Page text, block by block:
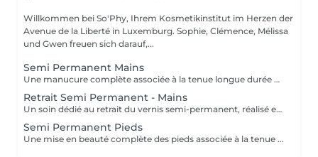
Willkommen bei So'Phy, Ihrem Kosmetikinstitut im Herzen der
Avenue de la Liberté in Luxemburg. Sophie, Clémence, Mélissa
und Gwen freuen sich darauf,...
Semi Permanent Mains
Une manucure complète associée à la tenue longue durée du vernis semi-permanent. Le soin débute par une mise en beauté des ongles : limage, travail des cuticules et préparation de l'ongle naturel afin d'assurer un résultat net et durable. Le vernis semi-permanent est ensuite appliqué pour offrir une finition brillante, élégante et résistante dans le temps. Les ongles sont soignés, la tenue est optimale et le résultat reste impeccable pendant plusieurs semaines. Idéal pour allier esthétique, confort et praticité au quotidien.
Retrait Semi Permanent - Mains
Un soin dédié au retrait du vernis semi-permanent, réalisé en douceur afin de préserver la qualité de l'ongle naturel. Le retrait est suivi d'une mise en forme des ongles et d'un travail rapide des cuticules pour retrouver un résultat net et soigné. Une base protectrice est ensuite appliquée pour renforcer l'ongle, complétée par une huile nourrissante afin d'hydrater et sublimer les cuticules. Les ongles sont propres, soignés et protégés. Idéal pour faire une pause tout en prenant soin de ses ongles. Ce service est proposé uniquement pour le vernis semi-permanent réalisé à l'institut.
Semi Permanent Pieds
Une mise en beauté complète des pieds associée à la tenue longue durée du vernis semi-permanent. Le soin débute par la préparation des ongles : travail des cuticules, limage et soin des zones de callosités si nécessaire, afin d'obtenir un résultat net et soigné. Le vernis semi-permanent est ensuite appliqué pour offrir une finition brillante, élégante et résistante dans le temps. Les pieds sont parfaitement soignés, le résultat est durable et reste impeccable pendant plusieurs semaines. Idéal pour des pieds nets, confortables et élégants au quotidien.